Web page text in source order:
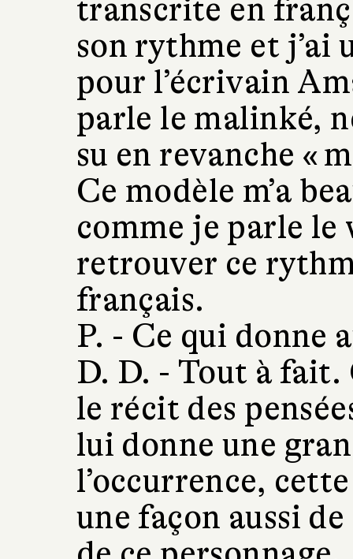
transcrite en
son rythme et j’ai
pour l’écrivain
parle le malinké,
su en revanche «
Ce modèle m’a
comme je parle le
retrouver ce
français.
P. - Ce qui donne
D. D. - Tout à fait.
le récit des
lui donne une
l’occurrence,
une façon aussi